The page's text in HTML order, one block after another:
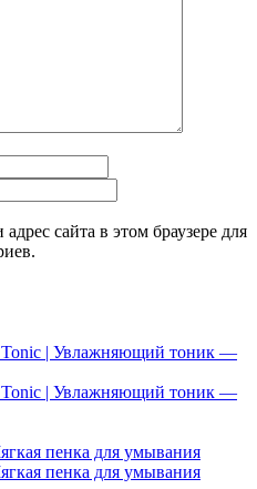
сайта в этом браузере для
| Увлажняющий тоник —
| Увлажняющий тоник —
пенка для умывания
пенка для умывания